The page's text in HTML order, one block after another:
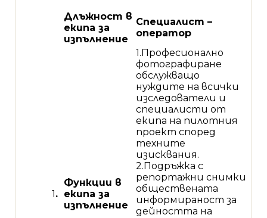
Длъжност в
екипа за
изпълнение
Специалист –
оператор
1.
Функции в
екипа за
изпълнение
1.Професионално
фотографиране
обслужващо
нуждите на всички
изследователи и
специалисти от
екипа на пилотния
проект според
техните
изисквания.
2.Подръжка с
репортажни снимки
обществената
информираност за
дейността на